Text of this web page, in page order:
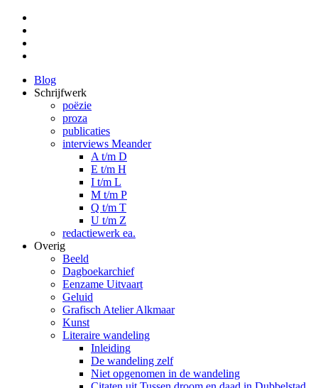
Blog
Schrijfwerk
poëzie
proza
publicaties
interviews Meander
A t/m D
E t/m H
I t/m L
M t/m P
Q t/m T
U t/m Z
redactiewerk ea.
Overig
Beeld
Dagboekarchief
Eenzame Uitvaart
Geluid
Grafisch Atelier Alkmaar
Kunst
Literaire wandeling
Inleiding
De wandeling zelf
Niet opgenomen in de wandeling